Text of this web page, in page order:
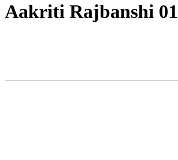
Aakriti Rajbanshi 01